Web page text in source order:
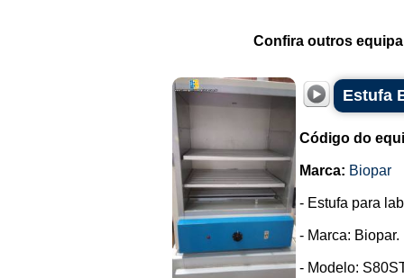
Confira outros
Estufa
Código do
Marca: Biopar
- Estufa para
- Marca: Biopar.
- Modelo: